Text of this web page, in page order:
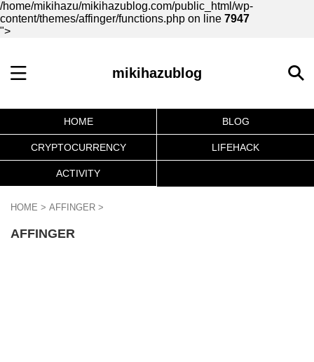
/home/mikihazu/mikihazublog.com/public_html/wp-
content/themes/affinger/functions.php on line 7947
">
mikihazublog
HOME BLOG
CRYPTOCURRENCY LIFEHACK
ACTIVITY
HOME > AFFINGER >
AFFINGER